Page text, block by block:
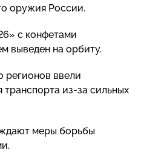
оружия России.
с конфетами
выведен на орбиту.
регионов ввели
транспорта из-за сильных
меры борьбы
.